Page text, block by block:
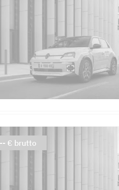
€ brutto